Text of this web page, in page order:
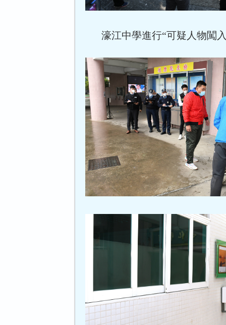
濠江中學進行“可疑人物闖